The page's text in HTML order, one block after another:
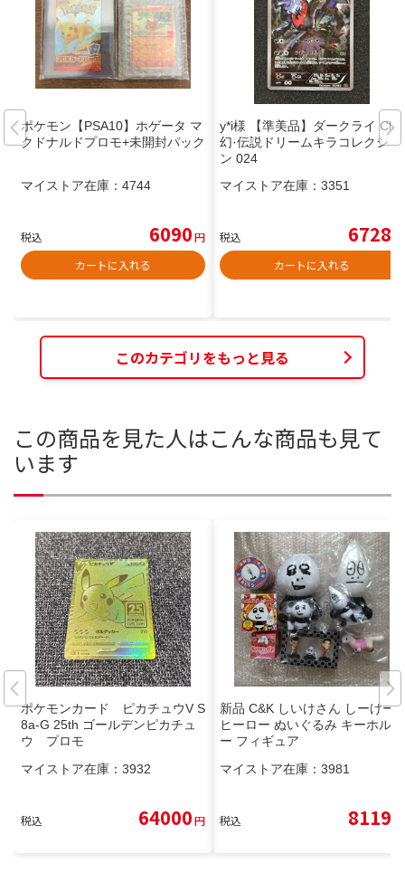
ポケモン【PSA10】ホゲータ マ
クドナルドプロモ+未開封パック
マイストア在庫： 4744
税込 6090円
カートに入れる
y*i様 【準美品】ダークライ CP5
幻·伝説ドリームキラコレクショ
ン 024
マイストア在庫： 3351
税込 6728
カートに入れる
このカテゴリをもっと見る
この商品を見た人はこんな商品も見て
います
ポケモンカード ピカチュウV S
8a-G 25th ゴールデンピカチュ
ウ プロモ
マイストア在庫： 3932
税込 64000円
新品 C&K しいけさん しーけー
ヒーロー ぬいぐるみ キーホルダ
ー フィギュア
マイストア在庫： 3981
税込 8119